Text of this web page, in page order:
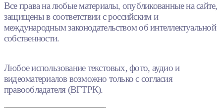
Все права на любые материалы, опубликованные на сайте,
защищены в соответствии с российским и
международным законодательством об интеллектуальной
собственности.
Любое использование текстовых, фото, аудио и
видеоматериалов возможно только с согласия
правообладателя (ВГТРК).